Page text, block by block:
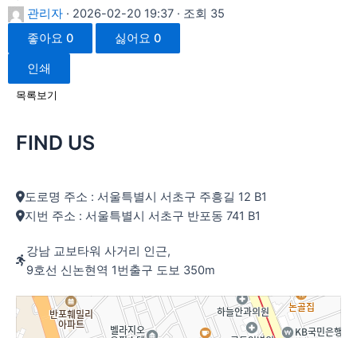
관리자 · 2026-02-20 19:37 · 조회 35
좋아요 0 싫어요 0
인쇄
목록보기
FIND US
도로명 주소 : 서울특별시 서초구 주흥길 12 B1
지번 주소 : 서울특별시 서초구 반포동 741 B1
강남 교보타워 사거리 인근,
9호선 신논현역 1번출구 도보 350m